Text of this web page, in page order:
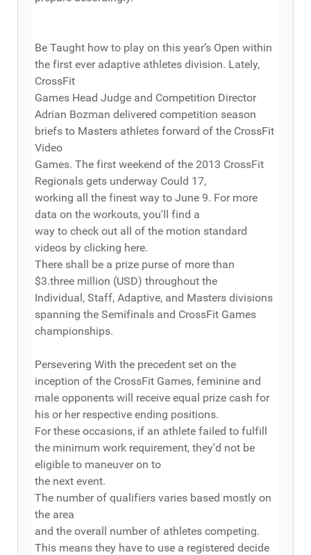
Be Taught how to play on this year’s Open within
the first ever adaptive athletes division. Lately,
CrossFit
Games Head Judge and Competition Director
Adrian Bozman delivered competition season
briefs to Masters athletes forward of the CrossFit
Video
Games. The first weekend of the 2013 CrossFit
Regionals gets underway Could 17,
working all the finest way to June 9. For more
data on the workouts, you'll find a
way to check out all of the motion standard
videos by clicking here.
There shall be a prize purse of more than
$3.three million (USD) throughout the
Individual, Staff, Adaptive, and Masters divisions
spanning the Semifinals and CrossFit Games
championships.
Persevering With the precedent set on the
inception of the CrossFit Games, feminine and
male opponents will receive equal prize cash for
his or her respective ending positions.
For these occasions, if an athlete failed to fulfill
the minimum work requirement, they'd not be
eligible to maneuver on to
the next event.
The number of qualifiers varies based mostly on
the area
and the overall number of athletes competing.
This means they have to use a registered decide